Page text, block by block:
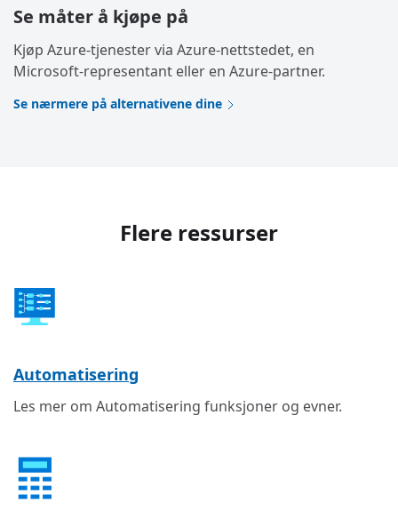
Se måter å kjøpe på
Kjøp Azure-tjenester via Azure-nettstedet, en
Microsoft-representant eller en Azure-partner.
Se nærmere på alternativene dine
Flere ressurser
Automatisering
Les mer om Automatisering funksjoner og evner.